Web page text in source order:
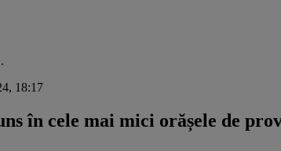
18:17
în cele mai mici orășele de